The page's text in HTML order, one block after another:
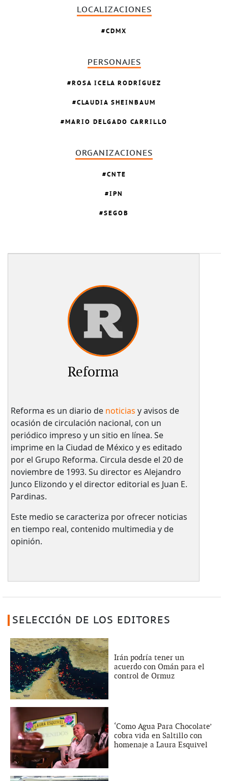
LOCALIZACIONES
CDMX
PERSONAJES
ROSA ICELA RODRÍGUEZ
CLAUDIA SHEINBAUM
MARIO DELGADO CARRILLO
ORGANIZACIONES
CNTE
IPN
SEGOB
Reforma
Reforma es un diario de noticias y avisos de
ocasión de circulación nacional, con un
periódico impreso y un sitio en línea. Se
imprime en la Ciudad de México y es editado
por el Grupo Reforma. Circula desde el 20 de
noviembre de 1993. Su director es Alejandro
Junco Elizondo y el director editorial es Juan E.
Pardinas.
Este medio se caracteriza por ofrecer noticias
en tiempo real, contenido multimedia y de
opinión.
SELECCIÓN DE LOS EDITORES
Irán podría tener un
acuerdo con Omán para el
control de Ormuz
‘Como Agua Para Chocolate’
cobra vida en Saltillo con
homenaje a Laura Esquivel